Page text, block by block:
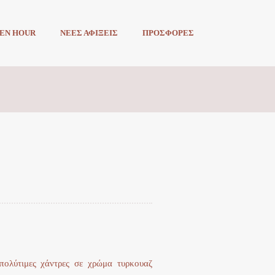
HOUR ΝΕΕΣ ΑΦΙΞΕΙΣ ΠΡΟΣΦΟΡΕΣ
χάντρες σε χρώμα τυρκουαζ